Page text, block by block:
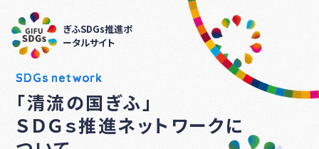
ぎふSDGs推進ポ
ータルサイト
SDGs network
「清流の国ぎふ」
ＳＤＧｓ推進ネットワークに